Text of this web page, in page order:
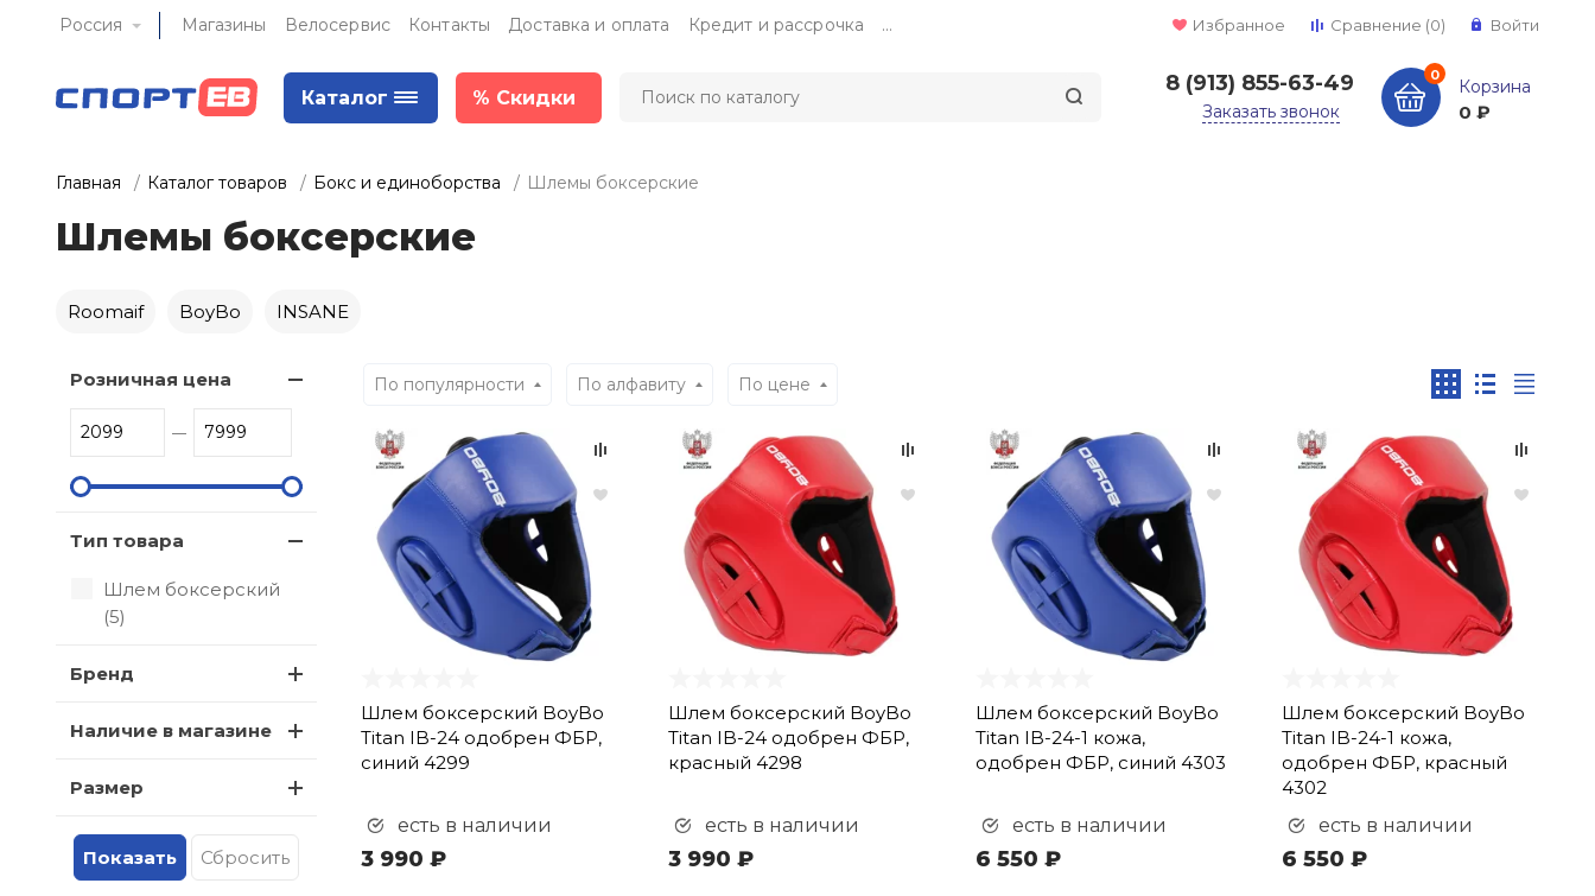
Россия Магазины Велосервис Контакты Доставка и оплата Кредит и рассрочка ... Избранное Сравнение (0) Войти
Каталог % Скидки
8 (913) 855-63-49
Заказать звонок
0
Корзина
0 ₽
Главная Каталог товаров Бокс и единоборства Шлемы боксерские
Шлемы боксерские
Roomaif BoyBo INSANE
Розничная цена
Тип товара
Шлем боксерский
(5)
Бренд
Наличие в магазине
Размер
По популярности По алфавиту По цене
Шлем боксерский BoyBo
Titan IB-24 одобрен ФБР,
синий 4299
есть в наличии
3 990 ₽
Шлем боксерский BoyBo
Titan IB-24 одобрен ФБР,
красный 4298
есть в наличии
3 990 ₽
Шлем боксерский BoyBo
Titan IB-24-1 кожа,
одобрен ФБР, синий 4303
есть в наличии
6 550 ₽
Шлем боксерский BoyBo
Titan IB-24-1 кожа,
одобрен ФБР, красный
4302
есть в наличии
6 550 ₽